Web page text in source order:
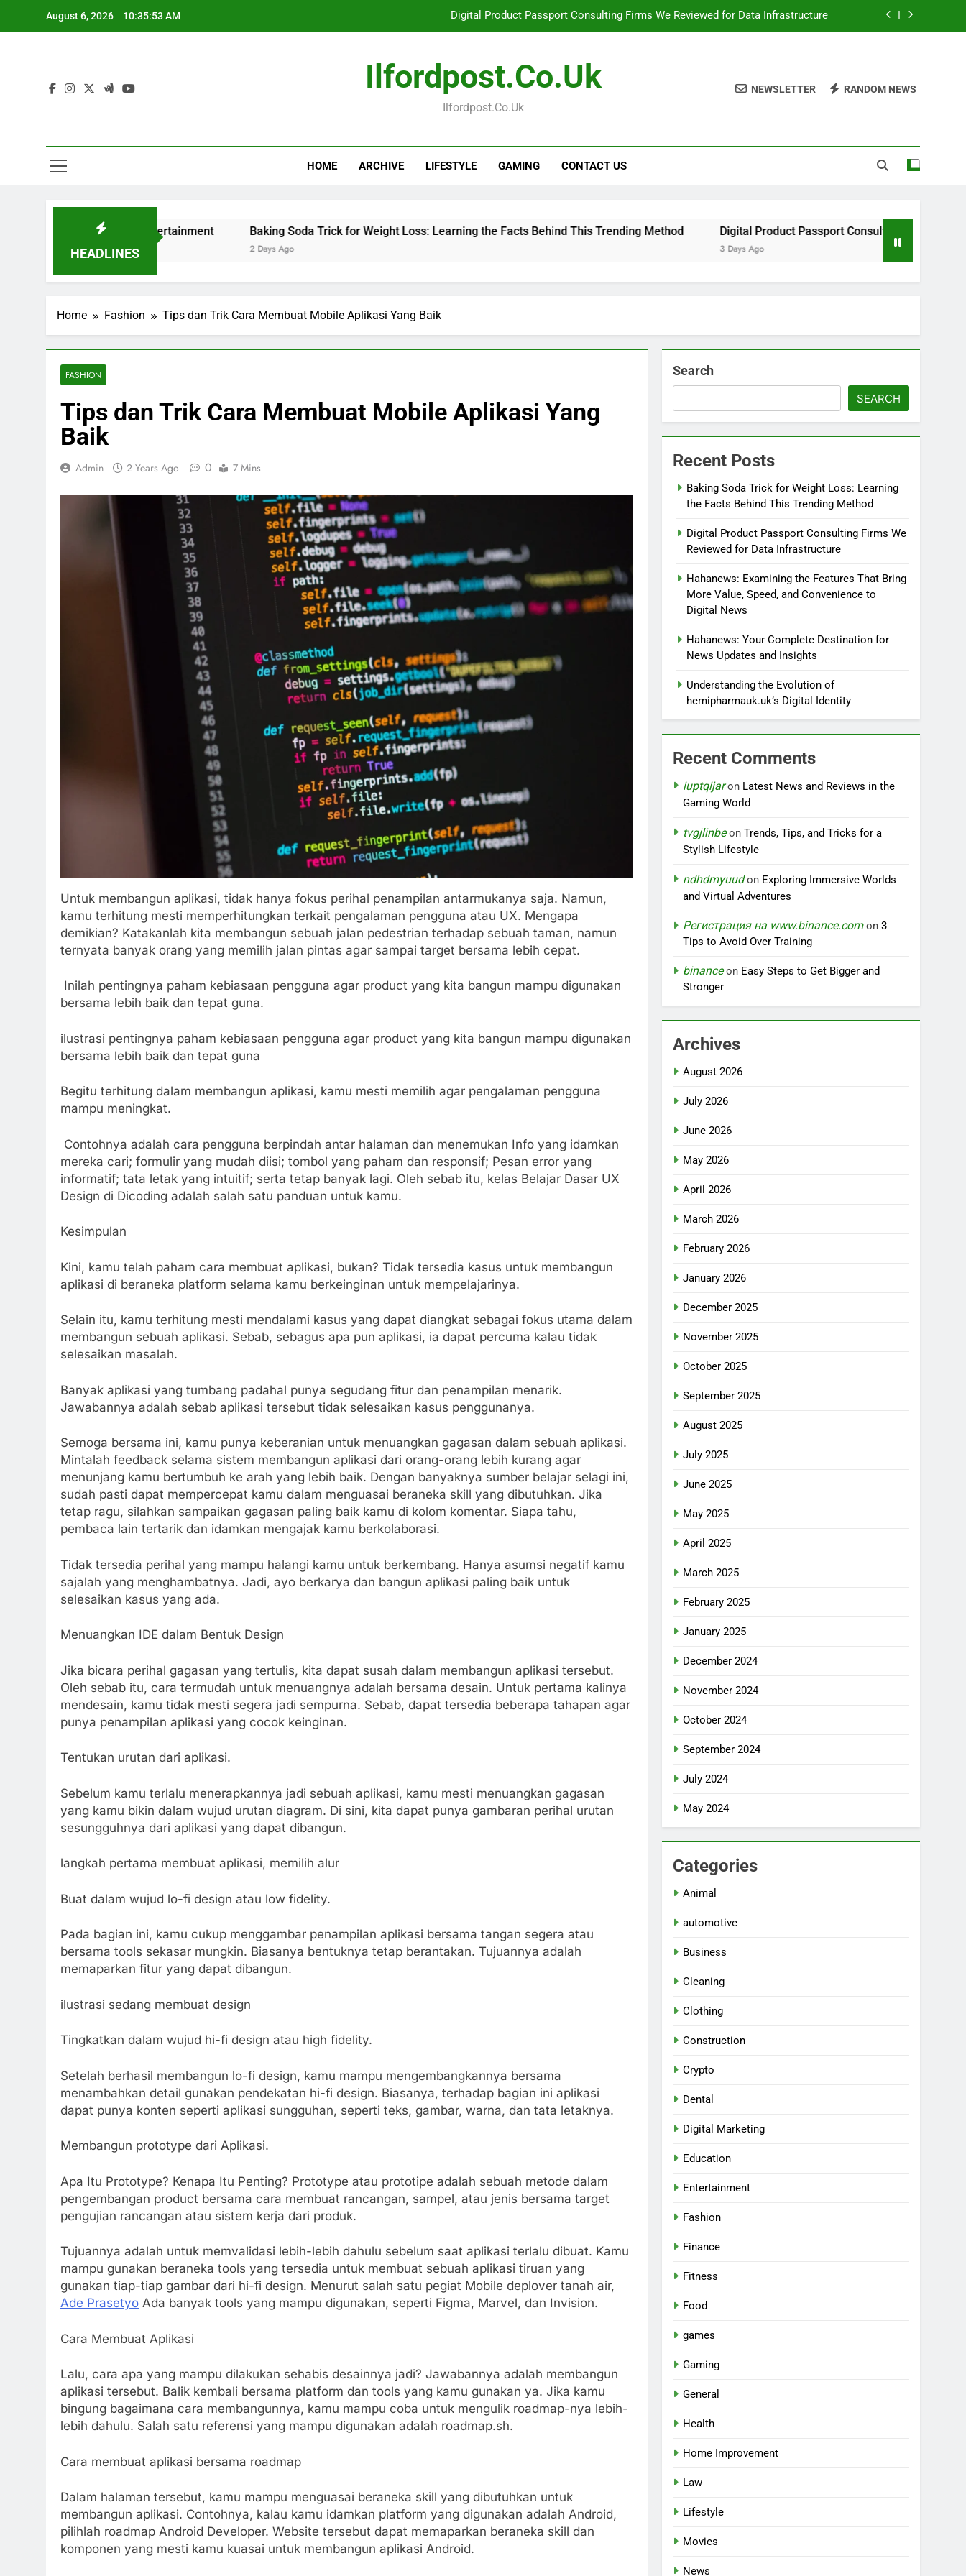
August 6, 2026 10:35:54 AM Digital Product Passport Consulting Firms We Reviewed for Data Infrastructure
Hahanews: Your Complete Destination for News Updates and Insights
Baking Soda Trick for Weight Loss: Learning the Facts Behind This Trending Method
Hahanews: Examining the Features That Bring More Value, Speed, and Convenience to Digital News
Ilfordpost.co.uk
Ilfordpost.co.uk
NEWSLETTER RANDOM NEWS
HOME ARCHIVE LIFESTYLE GAMING CONTACT US
HEADLINES
Digital Entertainment Baking Soda Trick for Weight Loss: Learning the Facts Behind This Trending Method Digital Product Passport Consulting Firms We Reviewed for
Home Fashion Tips dan Trik Cara Membuat Mobile Aplikasi Yang Baik
FASHION
Tips dan Trik Cara Membuat Mobile Aplikasi Yang
Baik
Admin 2 Years Ago 0 7 Mins
Untuk membangun aplikasi, tidak hanya fokus perihal penampilan antarmukanya saja. Namun,
kamu terhitung mesti memperhitungkan terkait pengalaman pengguna atau UX. Mengapa
demikian? Katakanlah kita membangun sebuah jalan pedestrian terhadap sebuah taman, namun
ternyata banyak orang yang memilih jalan pintas agar sampai target bersama lebih cepat.
Inilah pentingnya paham kebiasaan pengguna agar product yang kita bangun mampu digunakan
bersama lebih baik dan tepat guna.
ilustrasi pentingnya paham kebiasaan pengguna agar product yang kita bangun mampu digunakan
bersama lebih baik dan tepat guna
Begitu terhitung dalam membangun aplikasi, kamu mesti memilih agar pengalaman pengguna
mampu meningkat.
Contohnya adalah cara pengguna berpindah antar halaman dan menemukan Info yang idamkan
mereka cari; formulir yang mudah diisi; tombol yang paham dan responsif; Pesan error yang
informatif; tata letak yang intuitif; serta tetap banyak lagi. Oleh sebab itu, kelas Belajar Dasar UX
Design di Dicoding adalah salah satu panduan untuk kamu.
Kesimpulan
Kini, kamu telah paham cara membuat aplikasi, bukan? Tidak tersedia kasus untuk membangun
aplikasi di beraneka platform selama kamu berkeinginan untuk mempelajarinya.
Selain itu, kamu terhitung mesti mendalami kasus yang dapat diangkat sebagai fokus utama dalam
membangun sebuah aplikasi. Sebab, sebagus apa pun aplikasi, ia dapat percuma kalau tidak
selesaikan masalah.
Banyak aplikasi yang tumbang padahal punya segudang fitur dan penampilan menarik.
Jawabannya adalah sebab aplikasi tersebut tidak selesaikan kasus penggunanya.
Semoga bersama ini, kamu punya keberanian untuk menuangkan gagasan dalam sebuah aplikasi.
Mintalah feedback selama sistem membangun aplikasi dari orang-orang lebih kurang agar
menunjang kamu bertumbuh ke arah yang lebih baik. Dengan banyaknya sumber belajar selagi ini,
sudah pasti dapat mempercepat kamu dalam menguasai beraneka skill yang dibutuhkan. Jika
tetap ragu, silahkan sampaikan gagasan paling baik kamu di kolom komentar. Siapa tahu,
pembaca lain tertarik dan idamkan mengajak kamu berkolaborasi.
Tidak tersedia perihal yang mampu halangi kamu untuk berkembang. Hanya asumsi negatif kamu
sajalah yang menghambatnya. Jadi, ayo berkarya dan bangun aplikasi paling baik untuk
selesaikan kasus yang ada.
Menuangkan IDE dalam Bentuk Design
Jika bicara perihal gagasan yang tertulis, kita dapat susah dalam membangun aplikasi tersebut.
Oleh sebab itu, cara termudah untuk menuangnya adalah bersama desain. Untuk pertama kalinya
mendesain, kamu tidak mesti segera jadi sempurna. Sebab, dapat tersedia beberapa tahapan agar
punya penampilan aplikasi yang cocok keinginan.
Tentukan urutan dari aplikasi.
Sebelum kamu terlalu menerapkannya jadi sebuah aplikasi, kamu mesti menuangkan gagasan
yang kamu bikin dalam wujud urutan diagram. Di sini, kita dapat punya gambaran perihal urutan
sesungguhnya dari aplikasi yang dapat dibangun.
langkah pertama membuat aplikasi, memilih alur
Buat dalam wujud lo-fi design atau low fidelity.
Pada bagian ini, kamu cukup menggambar penampilan aplikasi bersama tangan segera atau
bersama tools sekasar mungkin. Biasanya bentuknya tetap berantakan. Tujuannya adalah
memaparkan fitur yang dapat dibangun.
ilustrasi sedang membuat design
Tingkatkan dalam wujud hi-fi design atau high fidelity.
Setelah berhasil membangun lo-fi design, kamu mampu mengembangkannya bersama
menambahkan detail gunakan pendekatan hi-fi design. Biasanya, terhadap bagian ini aplikasi
dapat punya konten seperti aplikasi sungguhan, seperti teks, gambar, warna, dan tata letaknya.
Membangun prototype dari Aplikasi.
Apa Itu Prototype? Kenapa Itu Penting? Prototype atau prototipe adalah sebuah metode dalam
pengembangan product bersama cara membuat rancangan, sampel, atau jenis bersama target
pengujian rancangan atau sistem kerja dari produk.
Tujuannya adalah untuk memvalidasi lebih-lebih dahulu sebelum saat aplikasi terlalu dibuat. Kamu
mampu gunakan beraneka tools yang tersedia untuk membuat sebuah aplikasi tiruan yang
gunakan tiap-tiap gambar dari hi-fi design. Menurut salah satu pegiat Mobile deplover tanah air,
Ade Prasetyo Ada banyak tools yang mampu digunakan, seperti Figma, Marvel, dan Invision.
Cara Membuat Aplikasi
Lalu, cara apa yang mampu dilakukan sehabis desainnya jadi? Jawabannya adalah membangun
aplikasi tersebut. Balik kembali bersama platform dan tools yang kamu gunakan ya. Jika kamu
bingung bagaimana cara membangunnya, kamu mampu coba untuk mengulik roadmap-nya lebih-
lebih dahulu. Salah satu referensi yang mampu digunakan adalah roadmap.sh.
Cara membuat aplikasi bersama roadmap
Dalam halaman tersebut, kamu mampu menguasai beraneka skill yang dibutuhkan untuk
membangun aplikasi. Contohnya, kalau kamu idamkan platform yang digunakan adalah Android,
pilihlah roadmap Android Developer. Website tersebut dapat memaparkan beraneka skill dan
komponen yang mesti kamu kuasai untuk membangun aplikasi Android.
Search
SEARCH
Recent Posts
Baking Soda Trick for Weight Loss: Learning
the Facts Behind This Trending Method
Digital Product Passport Consulting Firms We
Reviewed for Data Infrastructure
Hahanews: Examining the Features That Bring
More Value, Speed, and Convenience to
Digital News
Hahanews: Your Complete Destination for
News Updates and Insights
Understanding the Evolution of
hemipharmauk.uk’s Digital Identity
Recent Comments
iuptqijaron Latest News and Reviews in the
Gaming World
tvgjlinbeonTrends, Tips, and Tricks for a
Stylish Lifestyle
ndhdmyuudon Exploring Immersive Worlds
and Virtual Adventures
Регистрация на www.binance.comon3
Tips to Avoid Over Training
binanceon Easy Steps to Get Bigger and
Stronger
Archives
August 2026
July 2026
June 2026
May 2026
April 2026
March 2026
February 2026
January 2026
December 2025
November 2025
October 2025
September 2025
August 2025
July 2025
June 2025
May 2025
April 2025
March 2025
February 2025
January 2025
December 2024
November 2024
October 2024
September 2024
July 2024
May 2024
Categories
Animal
automotive
Business
Cleaning
Clothing
Construction
Crypto
Dental
Digital Marketing
Education
Entertainment
Fashion
Finance
Fitness
Food
games
Gaming
General
Health
Home Improvement
Law
Lifestyle
Movies
News